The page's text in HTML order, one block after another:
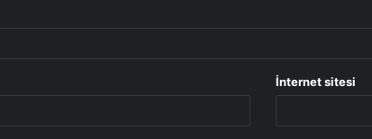
İnternet sitesi